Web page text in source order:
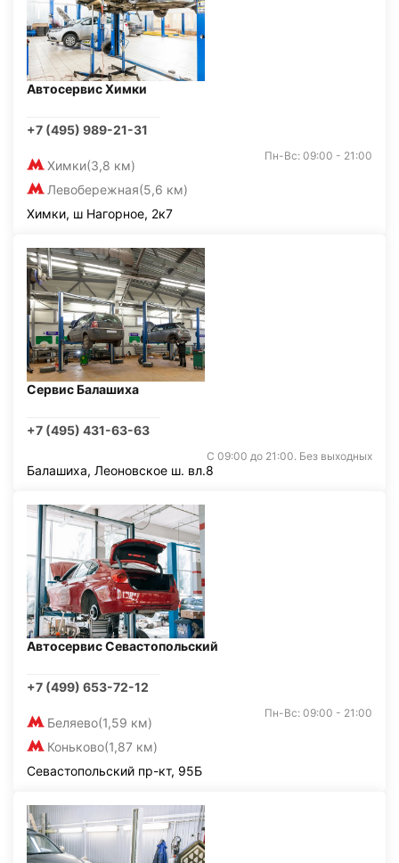
Автосервис Химки
+7 (495) 989-21-31
Химки(3,8 км)
Левобережная(5,6 км)
Пн-Вс: 09:00 - 21:00
Химки, ш Нагорное, 2к7
Сервис Балашиха
+7 (495) 431-63-63
С 09:00 до 21:00. Без выходных
Балашиха, Леоновское ш. вл.8
Автосервис Севастопольский
+7 (499) 653-72-12
Беляево(1,59 км)
Коньково(1,87 км)
Пн-Вс: 09:00 - 21:00
Севастопольский пр-кт, 95Б